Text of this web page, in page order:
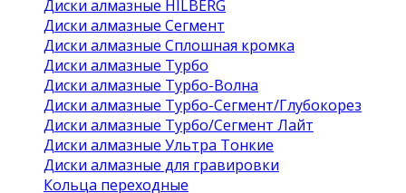
Диски алмазные HILBERG
Диски алмазные Сегмент
Диски алмазные Сплошная кромка
Диски алмазные Турбо
Диски алмазные Турбо-Волна
Диски алмазные Турбо-Сегмент/Глубокорез
Диски алмазные Турбо/Сегмент Лайт
Диски алмазные Ультра Тонкие
Диски алмазные для гравировки
Кольца переходные